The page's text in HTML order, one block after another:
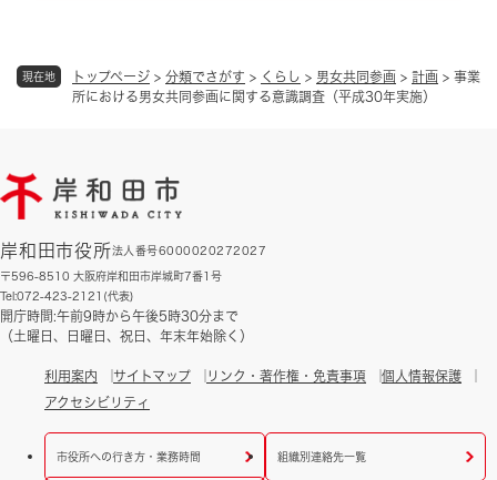
現在地 トップページ > 分類でさがす > くらし > 男女共同参画 > 計画 > 事業
所における男女共同参画に関する意識調査（平成30年実施）
岸和田市役所法人番号6000020272027
〒596-8510 大阪府岸和田市岸城町7番1号
Tel:072-423-2121(代表)
開庁時間:午前9時から午後5時30分まで
（土曜日、日曜日、祝日、年末年始除く）
利用案内 サイトマップ リンク・著作権・免責事項
個人情報保護
アクセシビリティ
市役所への行き方・業務時間 組織別連絡先一覧